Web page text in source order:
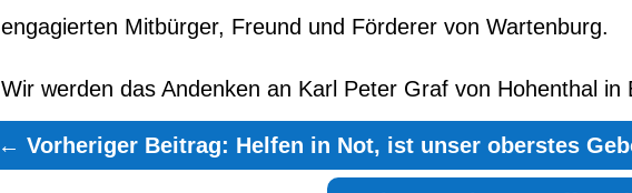
engagierten Mitbürger, Freund und Förderer von Wartenburg.
Wir werden das Andenken an Karl Peter Graf von Hohenthal in
←Vorheriger Beitrag: Helfen in Not, ist unser oberstes